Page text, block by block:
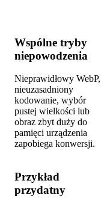
Wspólne tryby
niepowodzenia
Nieprawidłowy WebP,
nieuzasadniony
kodowanie, wybór
pustej wielkości lub
obraz zbyt duży do
pamięci urządzenia
zapobiega konwersji.
Przykład
przydatny